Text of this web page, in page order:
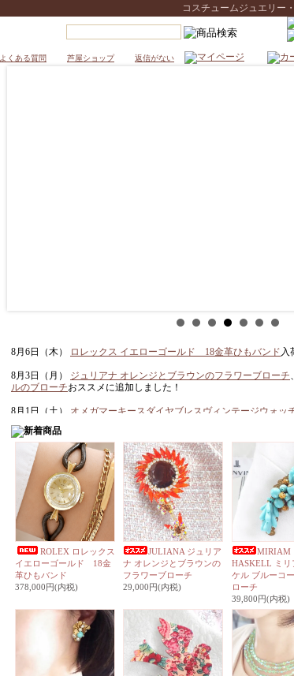
コスチュームジュエリー
よくある質問 芦屋ショップ 返信がない
8月6日（木） ロレックス イエローゴールド 18金革ひもバンド 入
8月3日（月） ジュリアナ オレンジとブラウンのフラワーブローチ、
ルのブローチおススメに追加しました！
8月1日（土） オメガマーキースダイヤブレスヴィンテージウォッ
7月30日（木）
リアスタイン フラワーバードのブローチ、ミリアムハスケル バロ
おススメに追加しました！
7月27日（月）ライトグリーンのオーロラのネックレス
アイゼ
ジブローチおススメに追加しました！
7月25日（土） オメガ OMEGA 14金ゴールド 数字のインデック
荷しました！
7月18日（土）ブログ更新しました
MIRIAM HASKELL ミリアムハスケル バロックパール ヴィンテー
っぱのモチーフダイヤブレス ヴィンテージウォッチ おススメ追加
ハミルトン レディースヴィンテージウォッチ 14金
た！
7月13日（金）トリファリ パールでできたぶどうのブローチ
ト
入荷しました！
ROLEX ロレックス
イエローゴールド 18金
革ひもバンド
378,000円(内税)
JULIANA ジュリア
ナ オレンジとブラウンの
フラワーブローチ
29,000円(内税)
MIRIAM
HASKELL ミリ
ケル ブルーコ
ローチ
39,800円(内税)